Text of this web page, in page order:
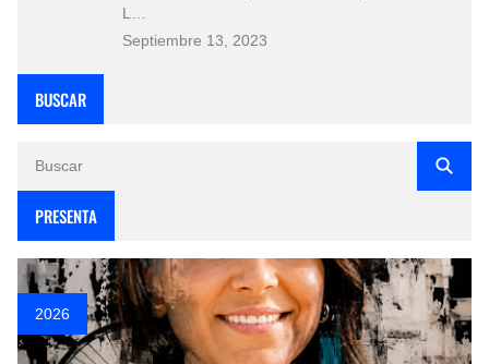
L…
Septiembre 13, 2023
BUSCAR
PRESENTA
2026